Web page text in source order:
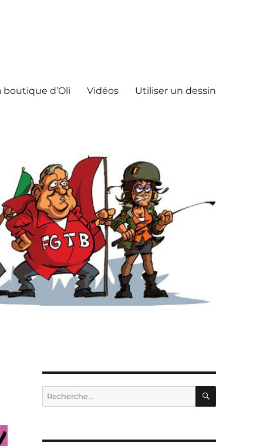
boutique d’Oli Vidéos Utiliser un dessin
Recherche
pour :